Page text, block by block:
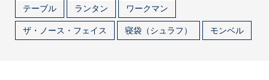
テーブル
ランタン
ワークマン
ザ・ノース・フェイス
寝袋（シュラフ） モンベル